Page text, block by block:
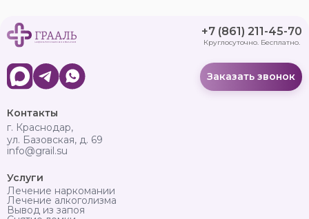
+7 (861) 211-45-70
Круглосуточно. Бесплатно.
Заказать звонок
Контакты
г. Краснодар,
ул. Базовская, д. 69
info@grail.su
Услуги
Лечение наркомании
Лечение алкоголизма
Вывод из запоя